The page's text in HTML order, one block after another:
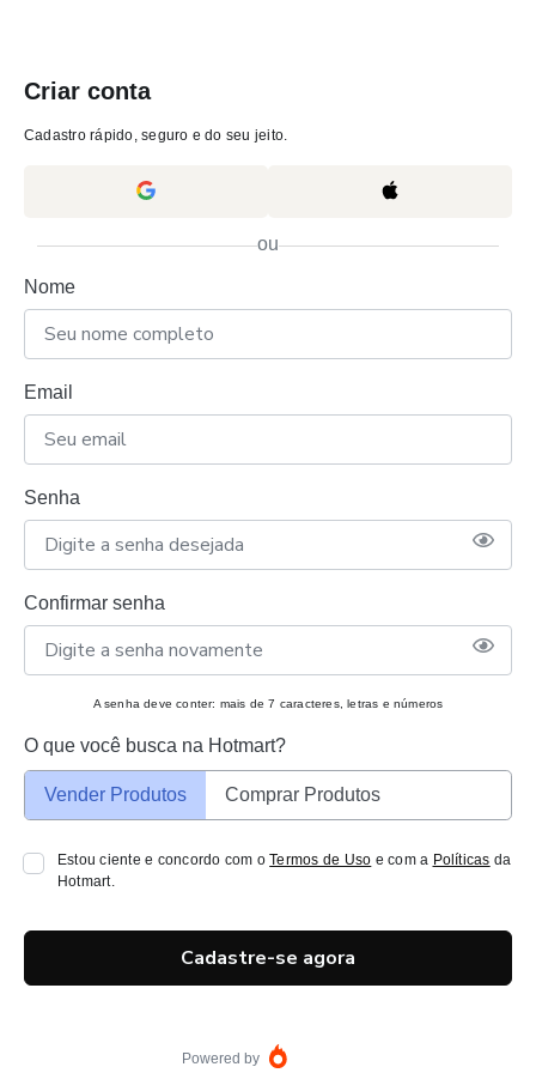
Criar conta
Cadastro rápido, seguro e do seu jeito.
ou
Nome
Email
Senha
Confirmar senha
A senha deve conter: mais de 7 caracteres, letras e números
O que você busca na Hotmart?
Vender Produtos Comprar Produtos
Estou ciente e concordo com oTermos de Uso e com a Políticas da
Hotmart.
Cadastre-se agora
Powered by